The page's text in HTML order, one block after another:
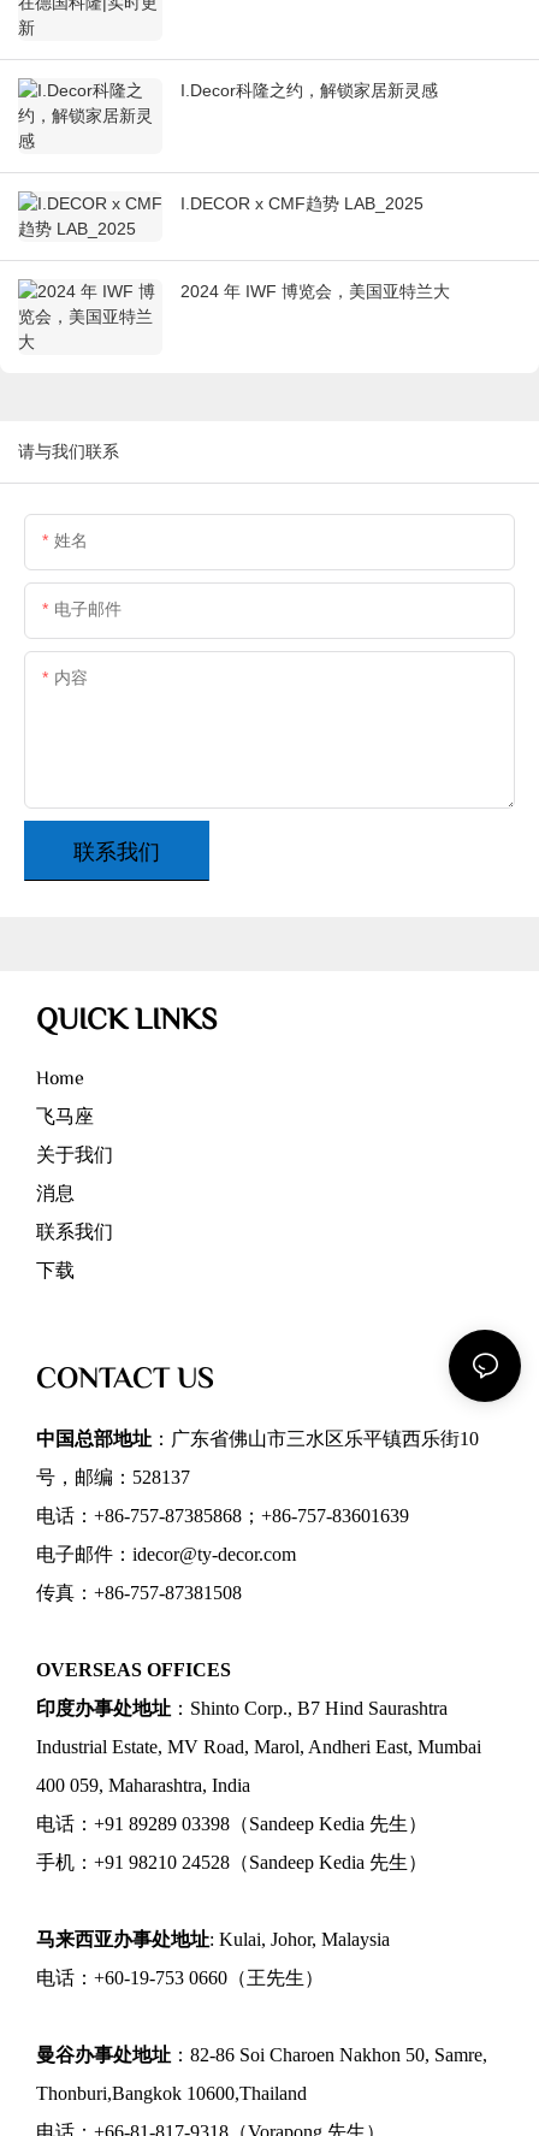
I.Decor科隆之约，解锁家居新灵感
I.DECOR x CMF趋势 LAB_2025
2024 年 IWF 博览会，美国亚特兰大
请与我们联系
姓名
电子邮件
内容
联系我们
QUICK LINKS
Home
飞马座
关于我们
消息
联系我们
下载
CONTACT US
中国总部地址 ：广东省佛山市三水区乐平镇西乐街10
号，邮编：528137
电话：+86-757-87385868；+86-757-83601639
电子邮件：idecor@ty-decor.com
传真：+86-757-87381508
OVERSEAS OFFICES
印度办事处地址 ：Shinto Corp., B7 Hind Saurashtra
Industrial Estate, MV Road, Marol, Andheri East, Mumbai
400 059, Maharashtra, India
电话：+91 89289 03398（Sandeep Kedia 先生）
手机：+91 98210 24528（Sandeep Kedia 先生）
马来西亚办事处地址: Kulai, Johor, Malaysia
电话：+60-19-753 0660（王先生）
曼谷办事处地址 ：82-86 Soi Charoen Nakhon 50, Samre,
Thonburi,Bangkok 10600,Thailand
电话：+66-81-817-9318（Vorapong 先生）